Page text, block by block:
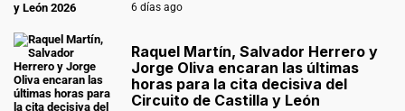
6 días ago
Raquel Martín, Salvador Herrero y
Jorge Oliva encaran las últimas
horas para la cita decisiva del
Circuito de Castilla y León